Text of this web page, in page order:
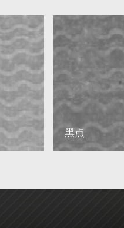
黑点